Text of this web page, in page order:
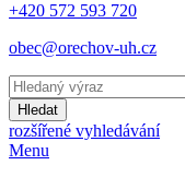
+420 572 593 720
obec@orechov-uh.cz
Hledat
rozšířené vyhledávání
Menu